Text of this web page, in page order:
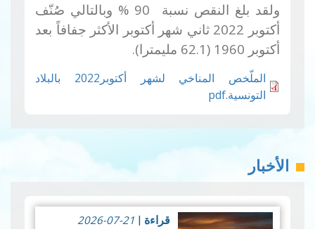
ولقد بلغ النقص نسبة 90
% وبالتالي صُنّف
أكتوبر 2022 ثاني شهر أكتوبر الأكثر جفافاً بعد
أكتوبر 1960 (62.1 مليمترا).
الملّخص المناخي لشهر أكتوبر2022 بالبلاد
التونسية.pdf
الأخبار
قراءة 2026-07-21